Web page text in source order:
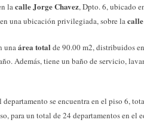
lacalle Jorge Chavez, Dpto. 6, ubicado
una ubicación privilegiada, sobre la
unaárea total de 90.00 m2, distribuidos
Además, tiene un baño de servicio,
se encuentra en el piso 6,
para un total de 24 departamentos en el